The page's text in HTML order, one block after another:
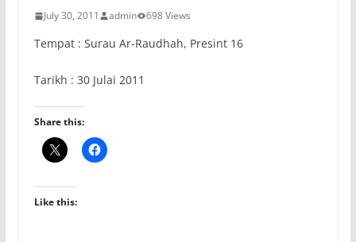
July 30, 2011 admin 698 Views
Tempat : Surau Ar-Raudhah, Presint 16
Tarikh : 30 Julai 2011
Share this:
Like this: